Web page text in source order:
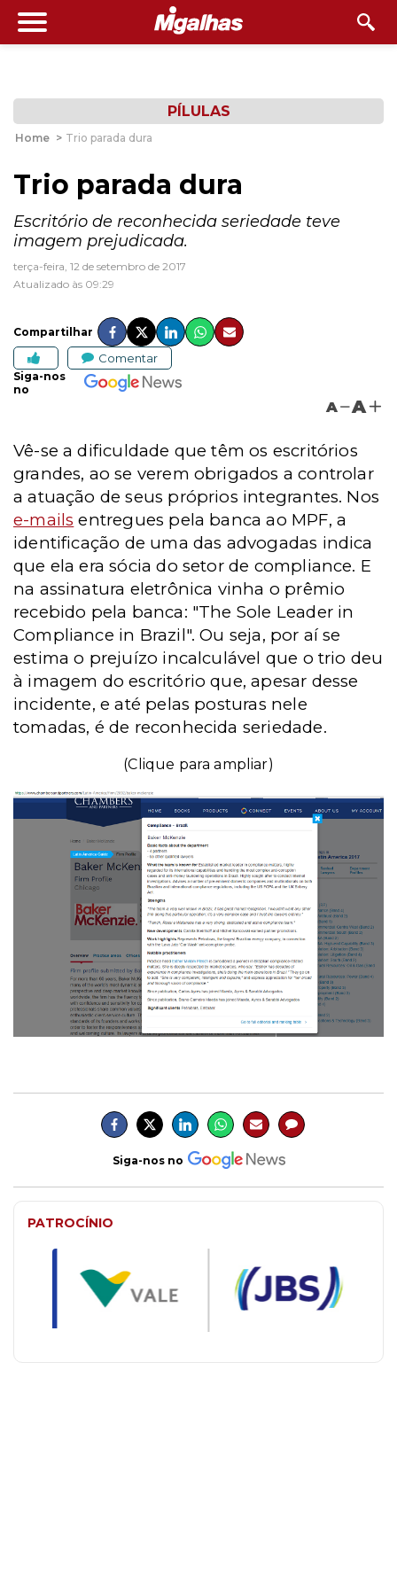
PÍLULAS
Home > Trio parada dura
Trio parada dura
Escritório de reconhecida seriedade teve
imagem prejudicada.
terça-feira, 12 de setembro de 2017
Atualizado às 09:29
Compartilhar
Comentar
Siga-nos
no
A A
Vê-se a dificuldade que têm os escritórios
grandes, ao se verem obrigados a controlar
a atuação de seus próprios integrantes. Nos
e-mails entregues pela banca ao MPF, a
identificação de uma das advogadas indica
que ela era sócia do setor de compliance. E
na assinatura eletrônica vinha o prêmio
recebido pela banca: "The Sole Leader in
Compliance in Brazil". Ou seja, por aí se
estima o prejuízo incalculável que o trio deu
à imagem do escritório que, apesar desse
incidente, e até pelas posturas nele
tomadas, é de reconhecida seriedade.
(Clique para ampliar)
Siga-nos no
PATROCÍNIO